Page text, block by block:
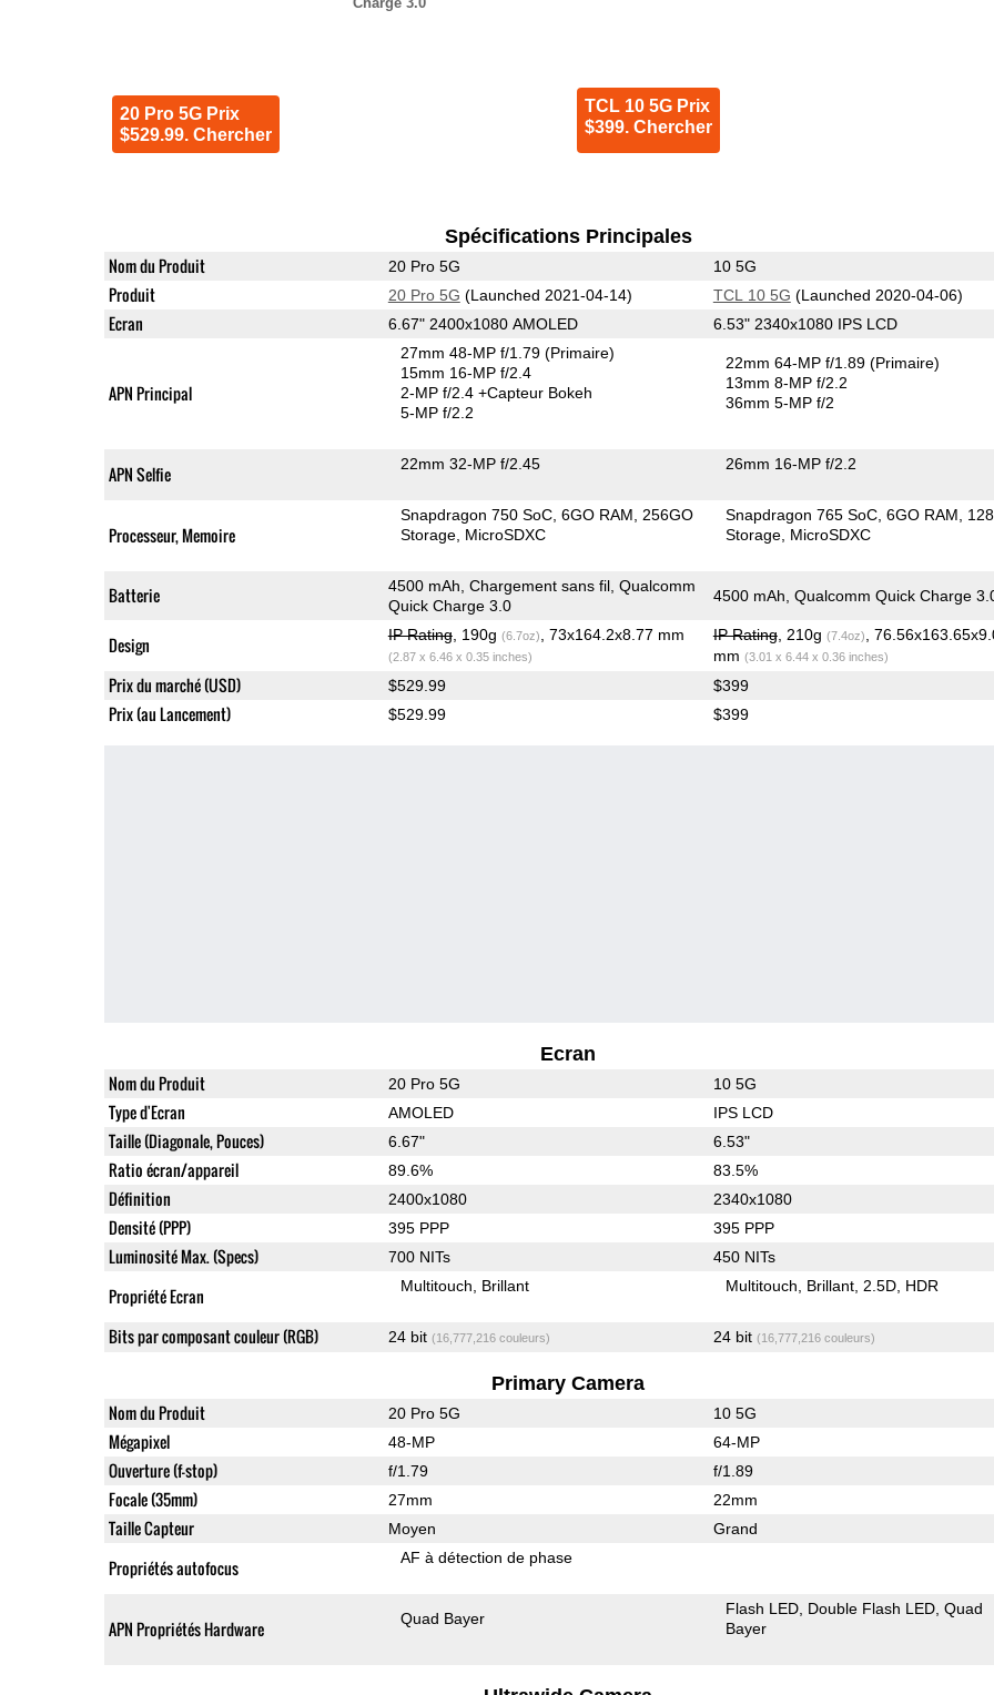
20 Pro 5G Prix
$529.99. Chercher
TCL 10 5G Prix
$399. Chercher
Spécifications Principales
Nom du Produit 20 Pro 5G 10 5G
Produit 20 Pro 5G (Launched 2021-04-14) TCL 10 5G (Launched 2020-04-06)
Ecran 6.67" 2400x1080 AMOLED 6.53" 2340x1080 IPS LCD
APN Principal
27mm 48-MP f/1.79(Primaire)
15mm 16-MP f/2.4
2-MP f/2.4+Capteur Bokeh
5-MP f/2.2
22mm 64-MP f/1.89(Primaire)
13mm 8-MP f/2.2
36mm 5-MP f/2
APN Selfie 22mm 32-MP f/2.45 26mm 16-MP f/2.2
Processeur, Memoire
Snapdragon 750 SoC 6GO RAM
256GO
Storage MicroSDXC
Snapdragon 765 SoC 6GO RAM
Storage MicroSDXC
Batterie
4500 mAh, Chargement sans fil, Qualcomm
Quick Charge 3.0
4500 mAh, Qualcomm Quick Charge
Design IP Rating, 190g (6.7oz) , 73x164.2x8.77 mm
(2.87 x 6.46 x 0.35 inches)
IP Rating, 210g (7.4oz)
,
mm (3.01 x 6.44 x 0.36 inches)
Prix du marché (USD) $529.99 $399
Prix (au Lancement) $529.99 $399
Ecran
Nom du Produit 20 Pro 5G 10 5G
Type d'Ecran AMOLED IPS LCD
Taille (Diagonale, Pouces) 6.67" 6.53"
Ratio écran/appareil 89.6% 83.5%
Définition 2400x1080 2340x1080
Densité (PPP) 395 PPP 395 PPP
Luminosité Max. (Specs) 700 NITs 450 NITs
Propriété Ecran Multitouch Brillant Multitouch Brillant 2.5D HDR
Bits par composant couleur (RGB) 24 bit (16,777,216 couleurs) 24 bit (16,777,216 couleurs)
Primary Camera
Nom du Produit 20 Pro 5G 10 5G
Mégapixel 48-MP 64-MP
Ouverture (f-stop) f/1.79 f/1.89
Focale (35mm) 27mm 22mm
Taille Capteur Moyen Grand
Propriétés autofocus AF à détection de phase
APN Propriétés Hardware Quad Bayer
Flash LED Double Flash LED Quad
Bayer